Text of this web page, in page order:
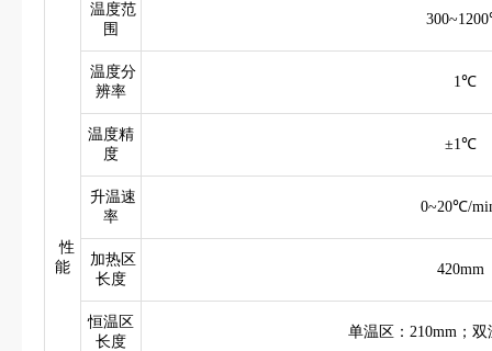
性
能
温度范
围
温度分
辨率
1℃
温度精
度
±1℃
升温速
率
0~20℃/
加热区
长度
420mm
恒温区
长度
单温区：210mm；双